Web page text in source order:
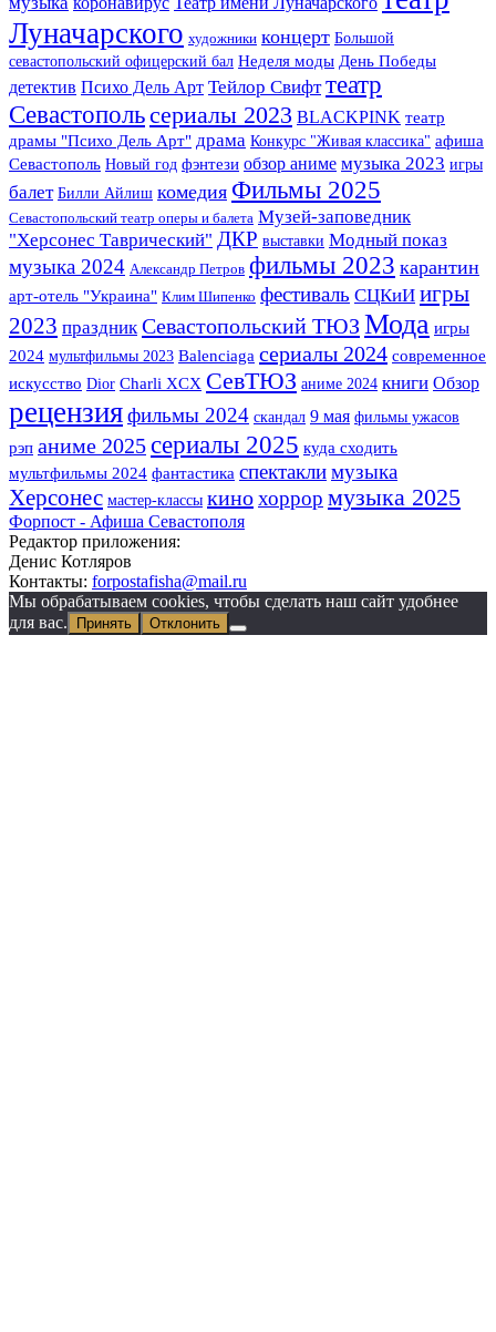
Луначарского художники концерт Большой
севастопольский офицерский бал Неделя моды День Победы
детектив Психо Дель Арт Тейлор Свифт театр
Севастопольсериалы 2023 BLACKPINK театр
драмы "Психо Дель Арт" драма Конкурс "Живая классика" афиша
Севастополь Новый год фэнтези обзор аниме музыка 2023 игры
балет Билли Айлиш комедия Фильмы 2025
Севастопольский театр оперы и балета Музей-заповедник
"Херсонес Таврический" ДКР выставки Модный показ
музыка 2024 Александр Петров фильмы 2023 карантин
арт-отель "Украина" Клим Шипенко фестиваль СЦКиИ игры
2023 праздник Севастопольский ТЮЗ Мода игры
2024 мультфильмы 2023 Balenciaga сериалы 2024 современное
искусство Dior Charli XCX СевТЮЗ аниме 2024 книги Обзор
рецензияфильмы 2024 скандал 9 мая фильмы ужасов
рэп аниме 2025сериалы 2025 куда сходить
мультфильмы 2024 фантастика спектаклимузыка
Херсонес мастер-классы кинохоррор музыка 2025
Форпост - Афиша Севастополя
Редактор приложения:
Денис Котляров
Контакты: forpostafisha@mail.ru
Мы обрабатываем cookies, чтобы сделать наш сайт удобнее
для вас.
Принять Отклонить